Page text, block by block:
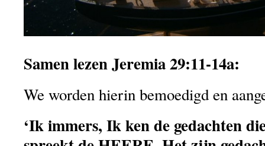
Samen lezen Jeremia 29:11-14a:
We worden hierin bemoedigd en
‘Ik immers, Ik ken de gedachten